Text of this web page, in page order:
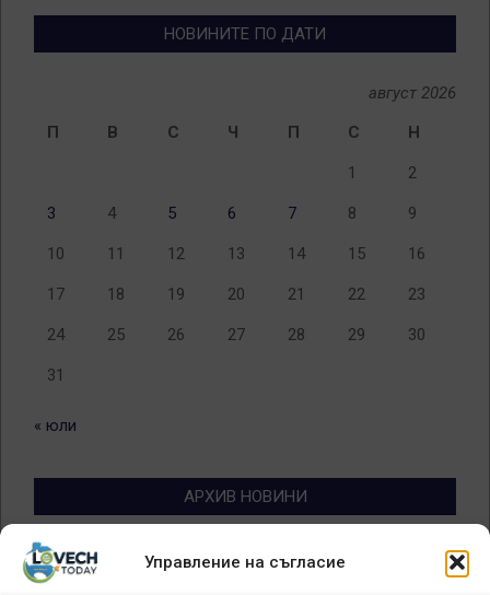
Управление на съгласие
НОВИНИТЕ ПО ДАТИ
август 2026
П
В С Ч П С Н
1 2
3 4 5 6 7 8 9
10 11 12 13 14 15 16
17 18 19 20 21 22 23
24 25 26 27 28 29 30
31
« юли
АРХИВ НОВИНИ
Архив
новини